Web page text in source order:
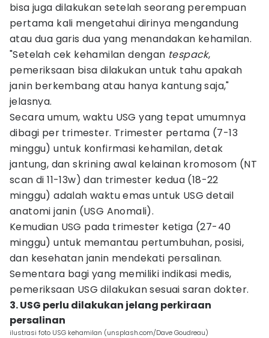
bisa juga dilakukan setelah seorang perempuan
pertama kali mengetahui dirinya mengandung
atau dua garis dua yang menandakan kehamilan.
"Setelah cek kehamilan dengan tespack,
pemeriksaan bisa dilakukan untuk tahu apakah
janin berkembang atau hanya kantung saja,"
jelasnya.
Secara umum, waktu USG yang tepat umumnya
dibagi per trimester. Trimester pertama (7-13
minggu) untuk konfirmasi kehamilan, detak
jantung, dan skrining awal kelainan kromosom (NT
scan di 11-13w) dan trimester kedua (18-22
minggu) adalah waktu emas untuk USG detail
anatomi janin (USG Anomali).
Kemudian USG pada trimester ketiga (27-40
minggu) untuk memantau pertumbuhan, posisi,
dan kesehatan janin mendekati persalinan.
Sementara bagi yang memiliki indikasi medis,
pemeriksaan USG dilakukan sesuai saran dokter.
3. USG perlu dilakukan jelang perkiraan
persalinan
ilustrasi foto USG kehamilan (unsplash.com/Dave Goudreau)